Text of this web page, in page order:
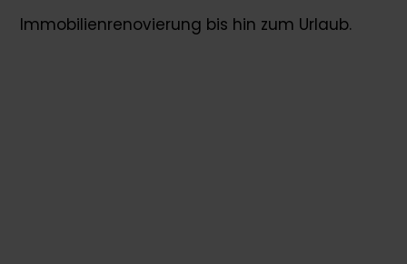
Immobilienrenovierung bis hin zum Urlaub.